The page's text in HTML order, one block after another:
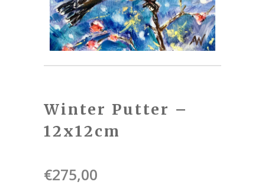
Winter Putter –
12x12cm
€275,00